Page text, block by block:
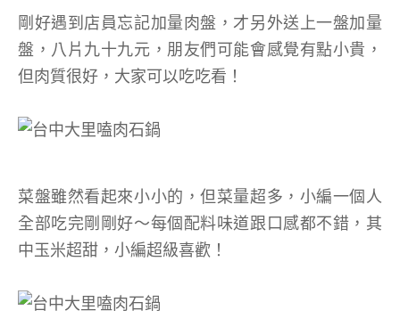
剛好遇到店員忘記加量肉盤，才另外送上一盤加量
盤，八片九十九元，朋友們可能會感覺有點小貴，
但肉質很好，大家可以吃吃看！
菜盤雖然看起來小小的，但菜量超多，小編一個人
全部吃完剛剛好～每個配料味道跟口感都不錯，其
中玉米超甜，小編超級喜歡！